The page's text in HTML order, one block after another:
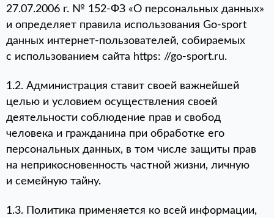
27.07.2006 г. № 152-ФЗ «О персональных данных»
и определяет правила использования Go-sport
данных интернет-пользователей, собираемых
с использованием сайта https: //go-sport.ru.
1.2. Администрация ставит своей важнейшей
целью и условием осуществления своей
деятельности соблюдение прав и свобод
человека и гражданина при обработке его
персональных данных, в том числе защиты прав
на неприкосновенность частной жизни, личную
и семейную тайну.
1.3. Политика применяется ко всей информации,